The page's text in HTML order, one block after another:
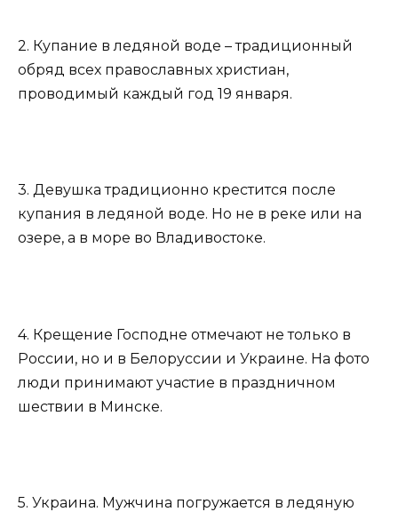
2. Купание в ледяной воде – традиционный
обряд всех православных христиан,
проводимый каждый год 19 января.
3. Девушка традиционно крестится после
купания в ледяной воде. Но не в реке или на
озере, а в море во Владивостоке.
4. Крещение Господне отмечают не только в
России, но и в Белоруссии и Украине. На фото
люди принимают участие в праздничном
шествии в Минске.
5. Украина. Мужчина погружается в ледяную